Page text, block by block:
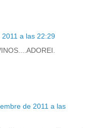
a las 22:29
de 2011 a las